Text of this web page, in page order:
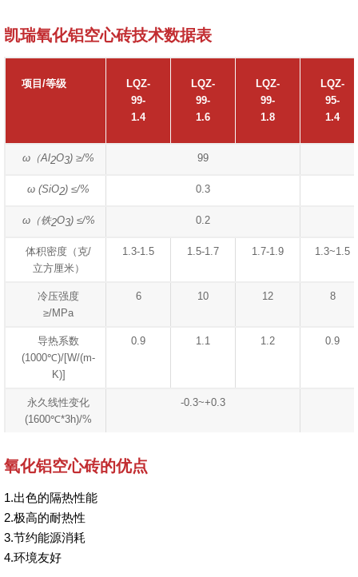
凯瑞氧化铝空心砖技术数据表
项目/等级
LQZ-
99-
1.4
LQZ-
99-
1.6
LQZ-
99-
1.8
LQZ-
95-
1.4
ω（Al2O3) ≥/% 99
ω (SiO2) ≤/% 0.3
ω（铁2O3) ≤/% 0.2
体积密度（克/
立方厘米）
1.3-1.5 1.5-1.7 1.7-1.9 1.3~1.5
冷压强度
≥/MPa
6 10 12 8
导热系数
(1000℃)/[W/(m-
K)]
0.9 1.1 1.2 0.9
永久线性变化
(1600℃*3h)/%
-0.3~+0.3
氧化铝空心砖的优点
1.出色的隔热性能
2.极高的耐热性
3.节约能源消耗
4.环境友好